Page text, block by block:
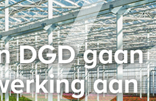
DGD gaan
aan